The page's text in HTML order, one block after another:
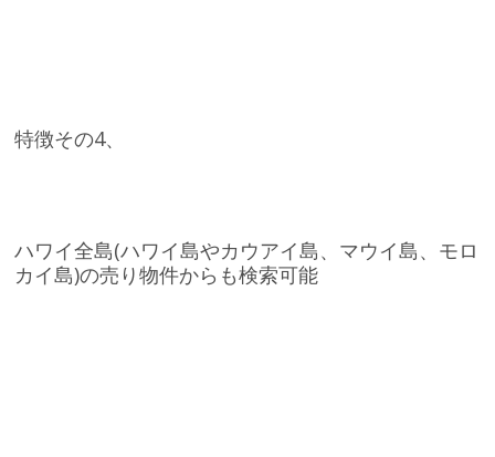
特徴その4、
ハワイ全島(ハワイ島やカウアイ島、マウイ島、モロ
カイ島)の売り物件からも検索可能